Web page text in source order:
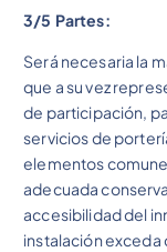
3/5 Partes:
Será necesaria la
que a su vez
de participación,
servicios de
elementos
adecuada
accesibilidad del
instalación